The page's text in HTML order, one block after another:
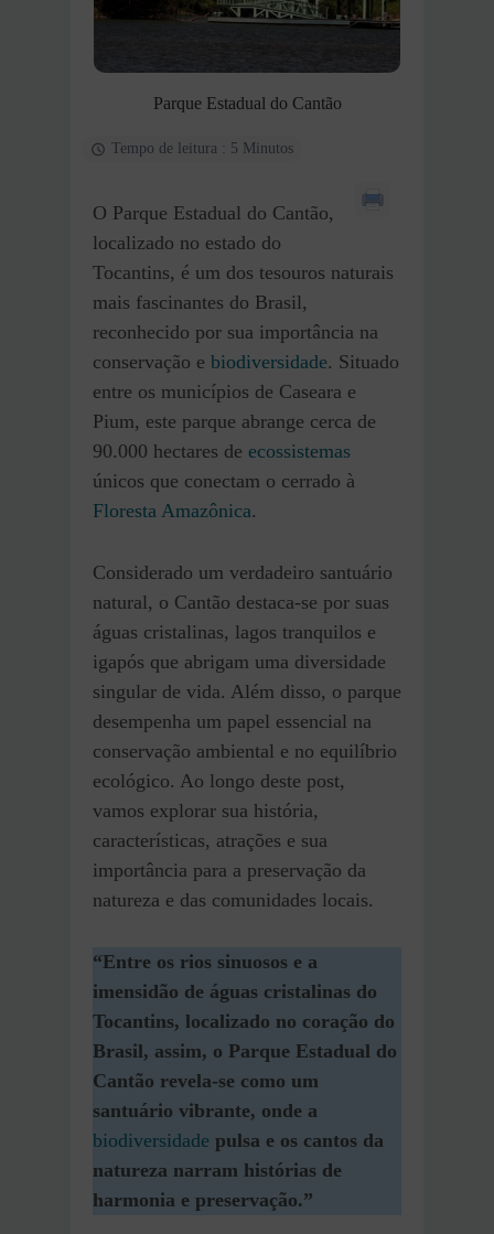
Parque Estadual do Cantão
Tempo de leitura : 5 Minutos
O Parque Estadual do Cantão,
localizado no estado do
Tocantins, é um dos tesouros naturais
mais fascinantes do Brasil,
reconhecido por sua importância na
conservação e biodiversidade. Situado
entre os municípios de Caseara e
Pium, este parque abrange cerca de
90.000 hectares de ecossistemas
únicos que conectam o cerrado à
Floresta Amazônica.
Considerado um verdadeiro santuário
natural, o Cantão destaca-se por suas
águas cristalinas, lagos tranquilos e
igapós que abrigam uma diversidade
singular de vida. Além disso, o parque
desempenha um papel essencial na
conservação ambiental e no equilíbrio
ecológico. Ao longo deste post,
vamos explorar sua história,
características, atrações e sua
importância para a preservação da
natureza e das comunidades locais.
“Entre os rios sinuosos e a
imensidão de águas cristalinas do
Tocantins, localizado no coração do
Brasil, assim, o Parque Estadual do
Cantão revela-se como um
santuário vibrante, onde a
biodiversidade pulsa e os cantos da
natureza narram histórias de
harmonia e preservação.”